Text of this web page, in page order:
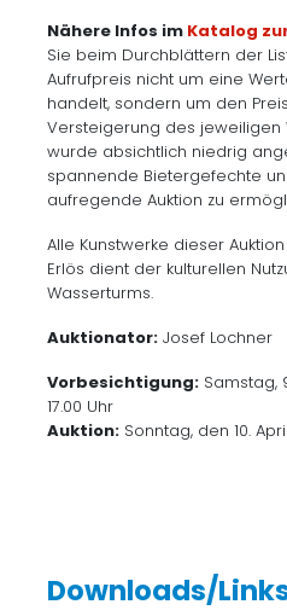
Nähere Infos im Katalog
Sie beim Durchblättern der
Aufrufpreis nicht um eine
handelt, sondern um den
Versteigerung des jeweiligen
wurde absichtlich niedrig
spannende Bietergefechte
aufregende Auktion zu
Alle Kunstwerke dieser
Erlös dient der kulturellen
Wasserturms.
Auktionator: Josef Lochner
Vorbesichtigung: Samstag,
17.00 Uhr
Auktion: Sonntag, den 10.